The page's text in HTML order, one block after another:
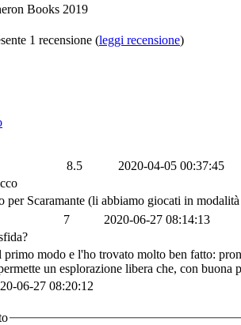
Books 2019
1 recensione (leggi recensione)
8.5
2020-04-05 00:37:45
per Scaramante (li abbiamo giocati in
7
2020-06-27 08:14:13
modo e l'ho trovato molto ben fatto:
un esplorazione libera che, con
06-27 08:20:12